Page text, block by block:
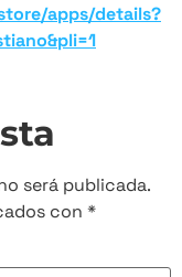
apps/details?
será publicada.
con *